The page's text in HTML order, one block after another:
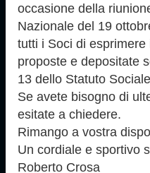
occasione della
Nazionale del 19
tutti i Soci di
proposte e depositate
13 dello Statuto
Se avete bisogno di
esitate a chiedere.
Rimango a vostra
Un cordiale e sportivo
Roberto Crosa